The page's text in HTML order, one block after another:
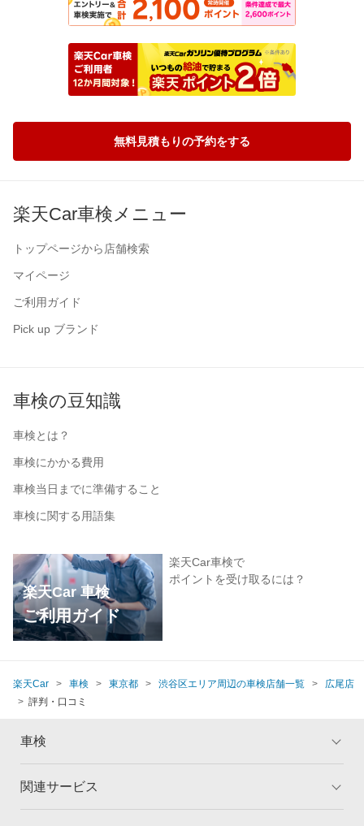
無料見積もりの予約をする
楽天Car車検メニュー
トップページから店舗検索
マイページ
ご利用ガイド
Pick up ブランド
車検の豆知識
車検とは？
車検にかかる費用
車検当日までに準備すること
車検に関する用語集
楽天Car 車検
ご利用ガイド
楽天Car車検で
ポイントを受け取るには？
楽天Car 車検 東京都 渋谷区エリア周辺の車検店舗一覧
広尾店
評判・口コミ
車検
トップ
関連サービス